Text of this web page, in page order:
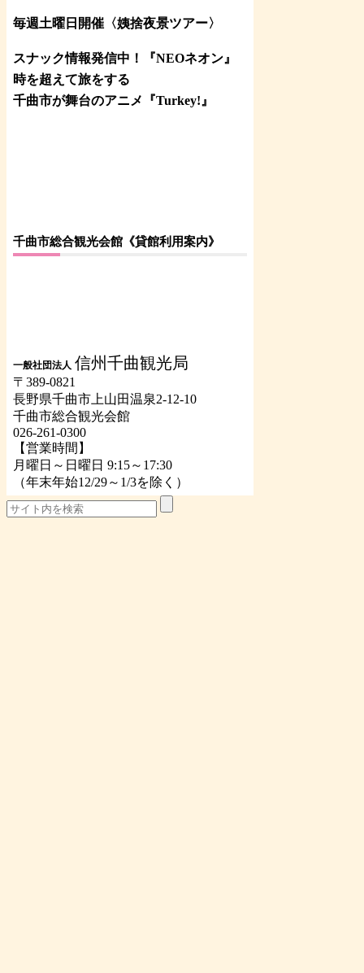
毎週土曜日開催〈姨捨夜景ツアー〉
スナック情報発信中！『NEOネオン』
時を超えて旅をする
千曲市が舞台のアニメ『Turkey!』
千曲市総合観光会館《貸館利用案内》
一般社団法人 信州千曲観光局
〒389-0821
長野県千曲市上山田温泉2-12-10
千曲市総合観光会館
026-261-0300
【営業時間】
月曜日～日曜日 9:15～17:30
（年末年始12/29～1/3を除く）